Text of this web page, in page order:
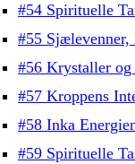
#54 Spirituelle
#55
#56 Krystaller og
#57 Kroppens
#58 Inka
#59 Spirituelle